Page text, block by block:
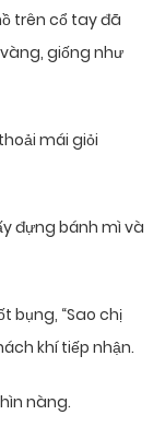
trên cổ tay đã
giống như
mái giỏi
đựng bánh mì và
bụng, “Sao chị
khí tiếp nhận.
nàng.